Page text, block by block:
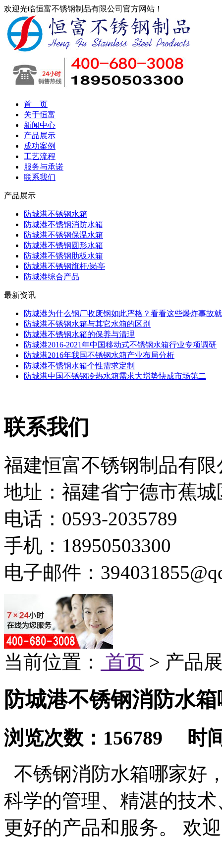
欢迎光临恒富不锈钢制品有限公司官方网站！
首 页
关于恒富
新闻中心
产品展示
成功案例
工艺流程
服务与承诺
联系我们
产品展示
防城港不锈钢水箱
防城港不锈钢消防水箱
防城港不锈钢保温水箱
防城港不锈钢圆形水箱
防城港不锈钢肋板水箱
防城港不锈钢旗杆/岗亭
防城港综合产品
最新资讯
防城港为什么钢厂收废钢如此严格？看看这些爆炸事故
防城港不锈钢水箱与其它水箱的区别
防城港不锈钢水箱的保养与清理
防城港2016-2021年中国移动式不锈钢水箱行业专项调研
防城港2016年我国不锈钢水箱产业布局分析
防城港不锈钢水箱个性需求定制
防城港中国不锈钢冷热水箱需求大增势快成市场第二
联系我们
福建恒富不锈钢制品有限
地址：福建省宁德市蕉城
电话：0593-2035789
手机：18950503300
电子邮件：
当前位置： 首页 > 产品
防城港不锈钢消防水
浏览次数：156789 时
不锈钢消防水箱哪家好
科学的管理、精湛的技
更好的产品和服务。 欢